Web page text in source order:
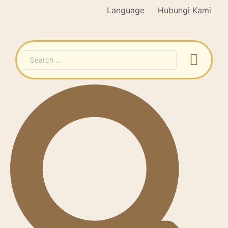
Language Hubungi Kami